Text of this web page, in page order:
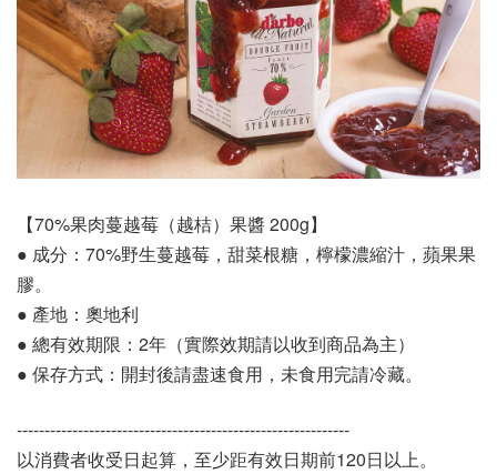
【70%果肉蔓越莓（越桔）果醬 200g】
● 成分：70%野生蔓越莓，甜菜根糖，檸檬濃縮汁，蘋果果
膠。
● 產地：奧地利
● 總有效期限：2年（實際效期請以收到商品為主）
● 保存方式：開封後請盡速食用，未食用完請冷藏。
------------------------------------------------------------
以消費者收受日起算，至少距有效日期前120日以上。